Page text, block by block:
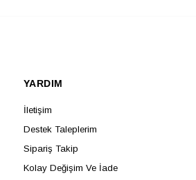
YARDIM
İletişim
Destek Taleplerim
Sipariş Takip
Kolay Değişim Ve İade